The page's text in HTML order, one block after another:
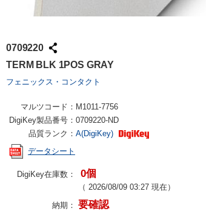
0709220
TERM BLK 1POS GRAY
フェニックス・コンタクト
マルツコード： M1011-7756
DigiKey製品番号： 0709220-ND
品質ランク： A(DigiKey)
データシート
DigiKey在庫数： 0個
（ 2026/08/09 03:27 現在）
納期： 要確認